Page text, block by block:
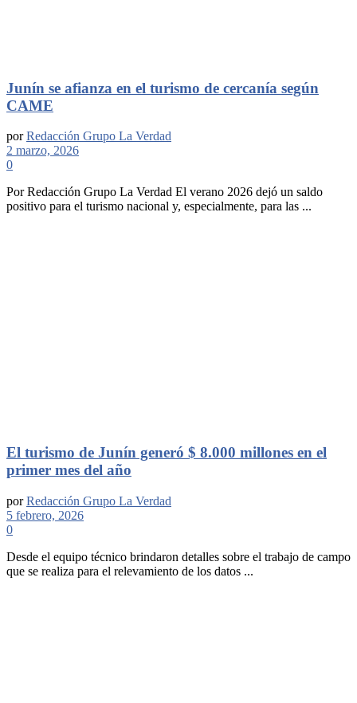
Junín se afianza en el turismo de cercanía según
CAME
por Redacción Grupo La Verdad
2 marzo, 2026
0
Por Redacción Grupo La Verdad El verano 2026 dejó un saldo
positivo para el turismo nacional y, especialmente, para las ...
El turismo de Junín generó $ 8.000 millones en el
primer mes del año
por Redacción Grupo La Verdad
5 febrero, 2026
0
Desde el equipo técnico brindaron detalles sobre el trabajo de campo
que se realiza para el relevamiento de los datos ...